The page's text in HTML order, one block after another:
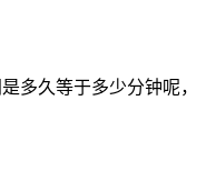
多久等于多少分钟呢，